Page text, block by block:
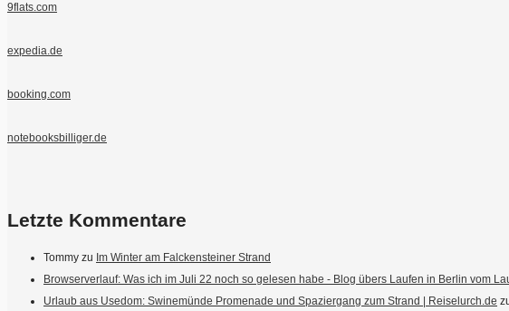
9flats.com
expedia.de
booking.com
notebooksbilliger.de
Letzte Kommentare
Tommy zu Im Winter am Falckensteiner Strand
Browserverlauf: Was ich im Juli 22 noch so gelesen habe - Blog übers Laufen in Berlin vom
Urlaub aus Usedom: Swinemünde Promenade und Spaziergang zum Strand | Reiselurch.de